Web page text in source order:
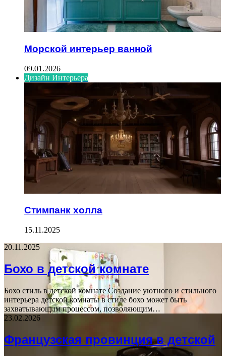
Морской интерьер ванной
09.01.2026
Дизайн Интерьера
Стимпанк холла
15.11.2025
20.11.2025
Бохо в детской комнате
Бохо стиль в детской комнате Создание уютного и стильного
интерьера детской комнаты в стиле бохо может быть
захватывающим процессом, позволяющим…
23.02.2026
Французская провинция в детской